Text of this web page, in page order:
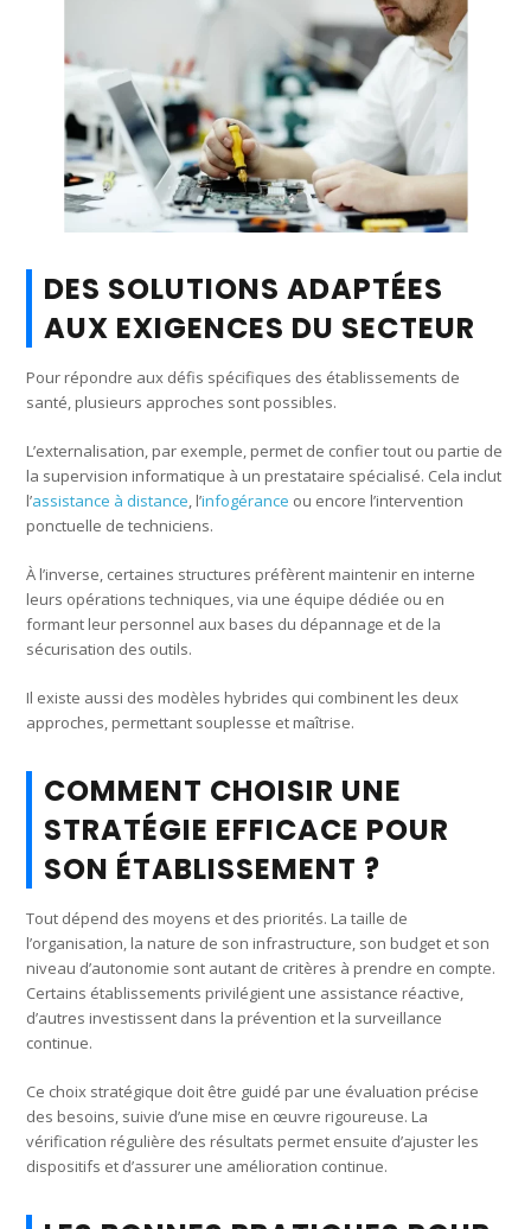
DES SOLUTIONS ADAPTÉES
AUX EXIGENCES DU SECTEUR
Pour répondre aux défis spécifiques des établissements de
santé, plusieurs approches sont possibles.
L’externalisation, par exemple, permet de confier tout ou partie de
la supervision informatique à un prestataire spécialisé. Cela inclut
l’assistance à distance, l’infogérance ou encore l’intervention
ponctuelle de techniciens.
À l’inverse, certaines structures préfèrent maintenir en interne
leurs opérations techniques, via une équipe dédiée ou en
formant leur personnel aux bases du dépannage et de la
sécurisation des outils.
Il existe aussi des modèles hybrides qui combinent les deux
approches, permettant souplesse et maîtrise.
COMMENT CHOISIR UNE
STRATÉGIE EFFICACE POUR
SON ÉTABLISSEMENT ?
Tout dépend des moyens et des priorités. La taille de
l’organisation, la nature de son infrastructure, son budget et son
niveau d’autonomie sont autant de critères à prendre en compte.
Certains établissements privilégient une assistance réactive,
d’autres investissent dans la prévention et la surveillance
continue.
Ce choix stratégique doit être guidé par une évaluation précise
des besoins, suivie d’une mise en œuvre rigoureuse. La
vérification régulière des résultats permet ensuite d’ajuster les
dispositifs et d’assurer une amélioration continue.